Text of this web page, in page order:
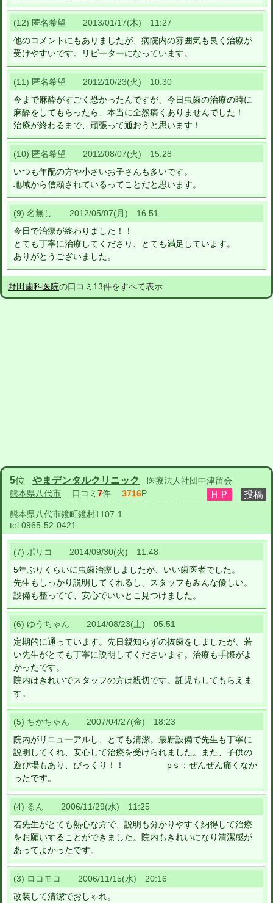
(12) 匿名希望 2013/01/17(木) 11:27
他のコメントにもありましたが、病院内の雰囲気も良く治療が
受けやすいです。リピーターになっています。
(11) 匿名希望 2012/10/23(火) 10:30
今まで麻酔がすごく恐かったんですが、今日虫歯の治療の時に
麻酔をしてもらったら、本当に全然痛くありませんでした！
治療が終わるまで、頑張って通おうと思います！
(10) 匿名希望 2012/08/07(火) 15:28
いつも年配の方や小さいお子さんも多いです。
地域から信頼されているってことだと思います。
(9) 名無し 2012/05/07(月) 16:51
今日で治療が終わりました！！
とても丁寧に治療してくださり、とても満足しています。
ありがとうございました。
野田歯科医院の口コミ13件をすべて表示
5位 やまデンタルクリニック
医療法人社団中津留会
熊本県八代市 口コミ 7件 3716P
熊本県八代市鏡町鏡村1107-1
tel:0965-52-0421
(7) ポリコ 2014/09/30(火) 11:48
5年ぶりくらいに虫歯治療しましたが、いい歯医者でした。
先生もしっかり説明してくれるし、スタッフもみんな優しい。
設備も整ってて、安心でいいとこ見つけました。
(6) ゆうちゃん 2014/08/23(土) 05:51
定期的に通っています。先日親知らずの抜歯をしましたが、若
い先生がとても丁寧に説明してくださいます。治療も手際がよ
かったです。
院内はきれいでスタッフの方は親切です。託児もしてもらえま
す。
(5) ちかちゃん 2007/04/27(金) 18:23
院内がリニューアルし、とても清潔。最新設備で先生も丁寧に
説明してくれ、安心して治療を受けられました。また、子供の
遊び場もあり、びっくり！！ pｓ；ぜんぜん痛くなか
ったです。
(4) るん 2006/11/29(水) 11:25
若先生がとても熱心な方で、説明も分かりやすく納得して治療
をお願いすることができました。院内もきれいになり清潔感が
あってよかったです。
(3) ロコモコ 2006/11/15(水) 20:16
改装して清潔でおしゃれ。